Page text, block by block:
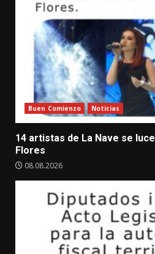
Buen Comienzo Noticias
14 artistas de La Nave se
Flores
08.08.2026